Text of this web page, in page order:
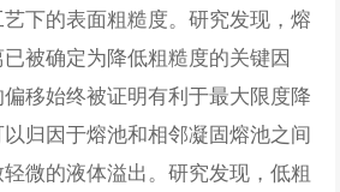
下的表面粗糙度。研究发现，熔
被确定为降低粗糙度的关键因
移始终被证明有利于最大限度降
归因于熔池和相邻凝固熔池之间
微的液体溢出。研究发现，低粗